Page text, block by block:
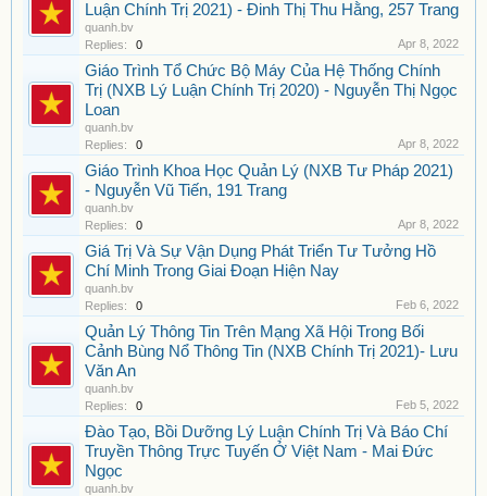
Luận Chính Trị 2021) - Đinh Thị Thu Hằng, 257 Trang
quanh.bv
Replies:
0 Apr 8, 2022
Giáo Trình Tổ Chức Bộ Máy Của Hệ Thống Chính
Trị (NXB Lý Luận Chính Trị 2020) - Nguyễn Thị Ngọc
Loan
quanh.bv
Replies:
0 Apr 8, 2022
Giáo Trình Khoa Học Quản Lý (NXB Tư Pháp 2021)
- Nguyễn Vũ Tiến, 191 Trang
quanh.bv
Replies:
0 Apr 8, 2022
Giá Trị Và Sự Vận Dụng Phát Triển Tư Tưởng Hồ
Chí Minh Trong Giai Đoạn Hiện Nay
quanh.bv
Replies:
0 Feb 6, 2022
Quản Lý Thông Tin Trên Mạng Xã Hội Trong Bối
Cảnh Bùng Nổ Thông Tin (NXB Chính Trị 2021)- Lưu
Văn An
quanh.bv
Replies:
0 Feb 5, 2022
Đào Tạo, Bồi Dưỡng Lý Luận Chính Trị Và Báo Chí
Truyền Thông Trực Tuyến Ở Việt Nam - Mai Đức
Ngọc
quanh.bv